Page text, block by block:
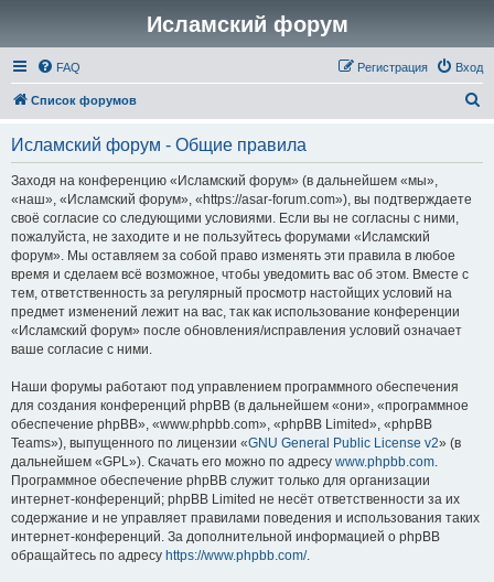
Исламский форум
FAQ Вход
Регистрация
Список форумов
Исламский форум - Общие правила
Заходя на конференцию «Исламский форум» (в дальнейшем «мы»,
«наш», «Исламский форум», «https://asar-forum.com»), вы подтверждаете
своё согласие со следующими условиями. Если вы не согласны с ними,
пожалуйста, не заходите и не пользуйтесь форумами «Исламский
форум». Мы оставляем за собой право изменять эти правила в любое
время и сделаем всё возможное, чтобы уведомить вас об этом. Вместе с
тем, ответственность за регулярный просмотр настойщих условий на
предмет изменений лежит на вас, так как использование конференции
«Исламский форум» после обновления/исправления условий означает
ваше согласие с ними.
Наши форумы работают под управлением программного обеспечения
для создания конференций phpBB (в дальнейшем «они», «программное
обеспечение phpBB», «www.phpbb.com», «phpBB Limited», «phpBB
Teams»), выпущенного по лицензии «GNU General Public License v2» (в
дальнейшем «GPL»). Скачать его можно по адресу www.phpbb.com.
Программное обеспечение phpBB служит только для организации
интернет-конференций; phpBB Limited не несёт ответственности за их
содержание и не управляет правилами поведения и использования таких
интернет-конференций. За дополнительной информацией о phpBB
обращайтесь по адресу https://www.phpbb.com/.